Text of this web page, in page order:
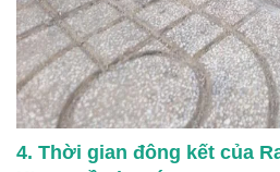
4. Thời gian đông kết của